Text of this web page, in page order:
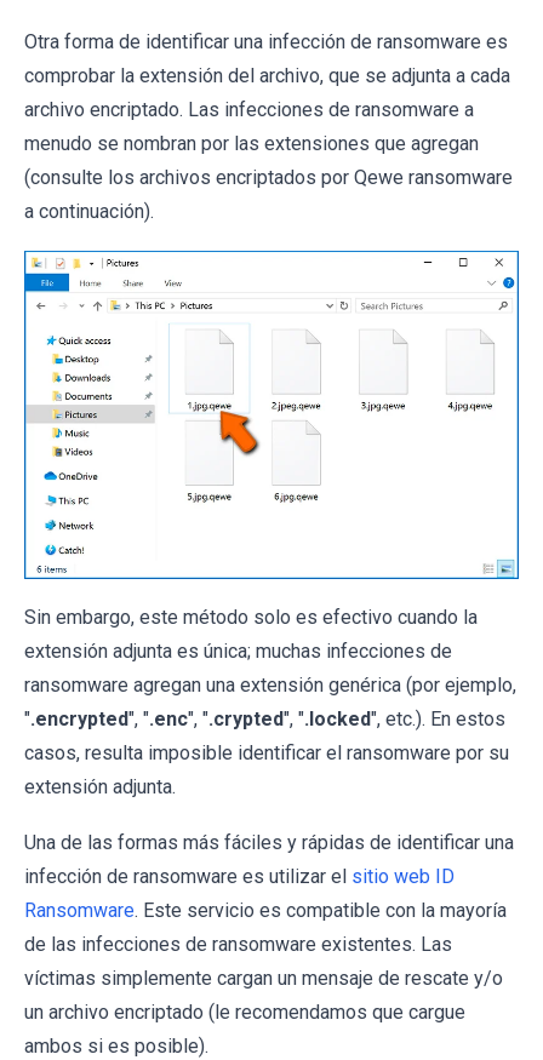
Otra forma de identificar una infección de ransomware es
comprobar la extensión del archivo, que se adjunta a cada
archivo encriptado. Las infecciones de ransomware a
menudo se nombran por las extensiones que agregan
(consulte los archivos encriptados por Qewe ransomware
a continuación).
Sin embargo, este método solo es efectivo cuando la
extensión adjunta es única; muchas infecciones de
ransomware agregan una extensión genérica (por ejemplo,
".encrypted", ".enc", ".crypted", ".locked", etc.). En estos
casos, resulta imposible identificar el ransomware por su
extensión adjunta.
Una de las formas más fáciles y rápidas de identificar una
infección de ransomware es utilizar el sitio web ID
Ransomware. Este servicio es compatible con la mayoría
de las infecciones de ransomware existentes. Las
víctimas simplemente cargan un mensaje de rescate y/o
un archivo encriptado (le recomendamos que cargue
ambos si es posible).